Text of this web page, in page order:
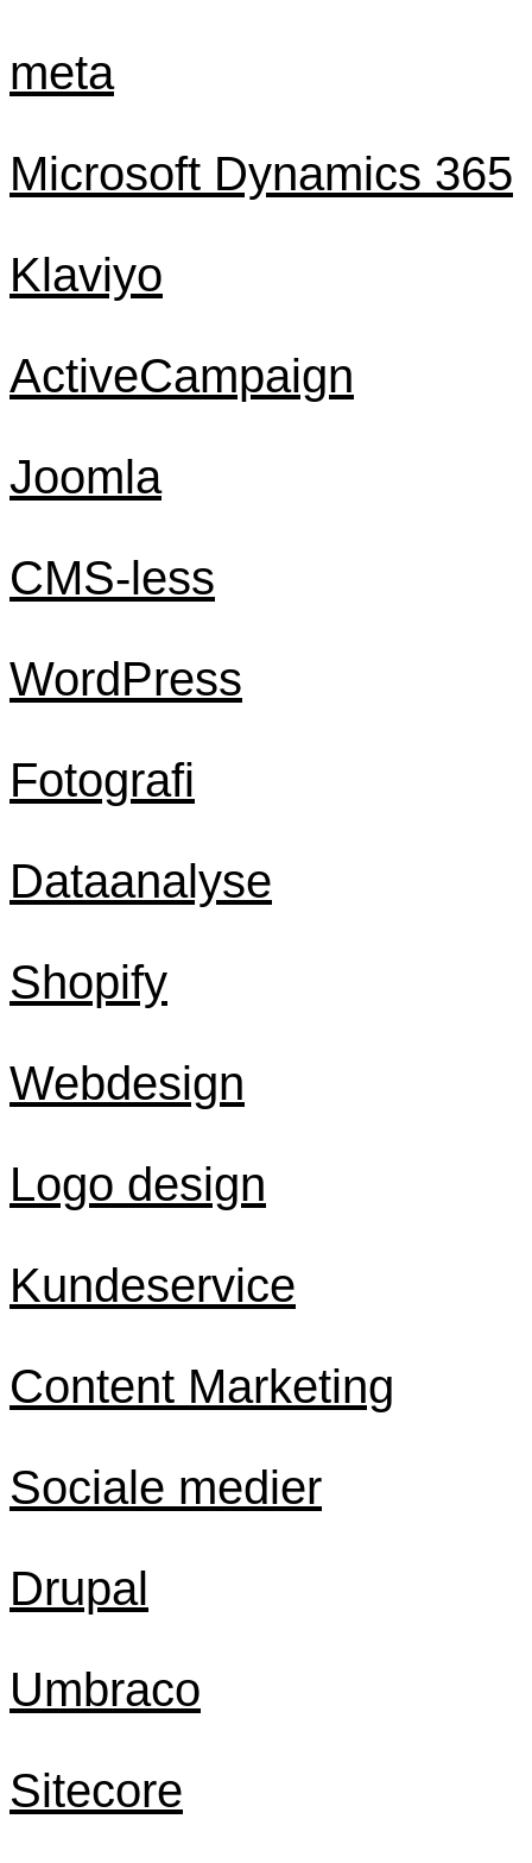
meta
Microsoft Dynamics 365
Klaviyo
ActiveCampaign
Joomla
CMS-less
WordPress
Fotografi
Dataanalyse
Shopify
Webdesign
Logo design
Kundeservice
Content Marketing
Sociale medier
Drupal
Umbraco
Sitecore